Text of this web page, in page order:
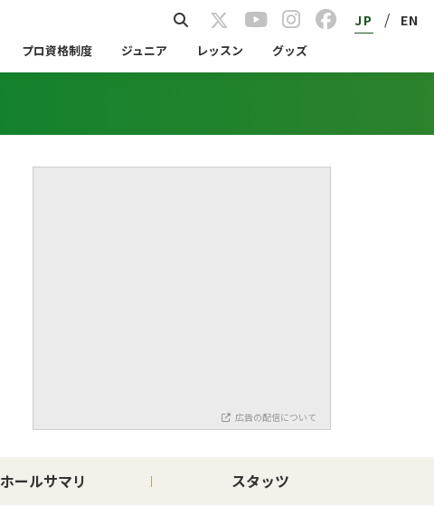
JP / EN
プロ資格制度 ジュニア レッスン グッズ
広告の配信について
ホールサマリ スタッツ